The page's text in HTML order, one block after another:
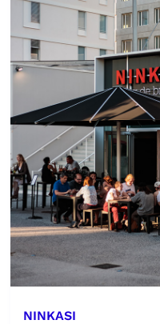
NINKASI